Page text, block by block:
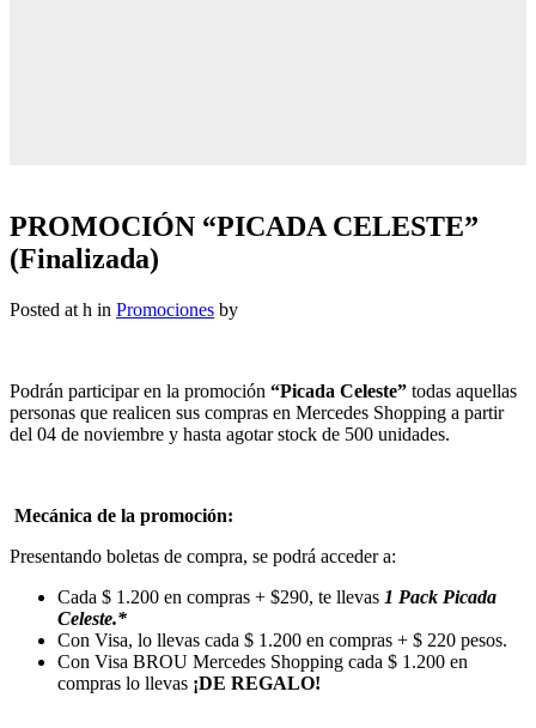
PROMOCIÓN “PICADA CELESTE”
(Finalizada)
Posted at h in Promociones by
Podrán participar en la promoción “Picada Celeste” todas aquellas
personas que realicen sus compras en Mercedes Shopping a partir
del 04 de noviembre y hasta agotar stock de 500 unidades.
Mecánica de la promoción:
Presentando boletas de compra, se podrá acceder a:
Cada $ 1.200 en compras + $290, te llevas 1 Pack Picada
Celeste.*
Con Visa, lo llevas cada $ 1.200 en compras + $ 220 pesos.
Con Visa BROU Mercedes Shopping cada $ 1.200 en
compras lo llevas ¡DE REGALO!